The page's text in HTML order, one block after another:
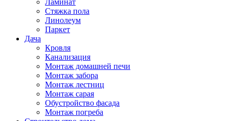
Ламинат
Стяжка пола
Линолеум
Паркет
Дача
Кровля
Канализация
Монтаж домашней печи
Монтаж забора
Монтаж лестниц
Монтаж сарая
Обустройство фасада
Монтаж погреба